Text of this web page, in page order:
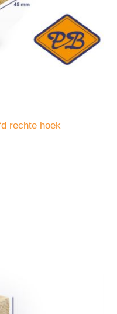
rechte hoek